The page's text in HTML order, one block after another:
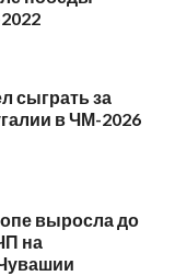
сыграть за
в ЧМ-2026
выросла до
на